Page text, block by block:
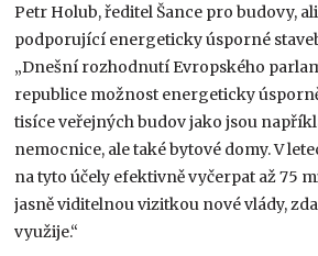
Petr Holub, ředitel Šance pro budovy,
podporující energeticky úsporné
„Dnešní rozhodnutí Evropského
republice možnost energeticky
tisíce veřejných budov jako jsou
nemocnice, ale také bytové domy. V
na tyto účely efektivně vyčerpat až 75
jasně viditelnou vizitkou nové vlády,
využije.“